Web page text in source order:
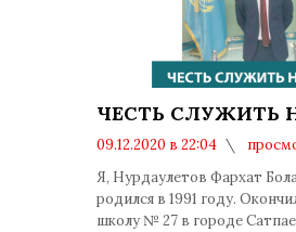
ЧЕСТЬ СЛУЖИТЬ
09.12.2020 в 22:04
Я, Нурдаулетов Фархат
родился в 1991 году.
школу № 27 в городе